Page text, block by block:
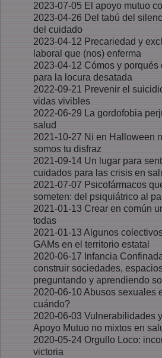
2023-07-05 El apoyo mutuo
2023-04-26 Del tabú del
del cuidado
2023-04-12 Precariedad y
laboral que (nos) enferma
2023-04-12 Cómos y porqués
para la locura desatada
2022-09-21 Prevenir el
vidas vivibles
2022-06-29 La gordofobia
salud
2021-10-27 Ni en Halloween
somos tu disfraz
2021-09-14 Un lugar para
cuidados para las crisis en
2021-07-07 Psicofármacos
someten: del psiquiátrico al
2021-01-13 Crear en común
todas
2021-01-13 Algunos
GAMs en el territorio estatal
2020-06-17 Infancia
construir sociedades,
preguntando y aprendiendo
2020-06-10 Abusos sexuales
cuándo?
2020-06-03 Vulnerabilidades
Apoyo Mutuo no mixtos en
2020-05-24 Orgullo Loco:
victoria